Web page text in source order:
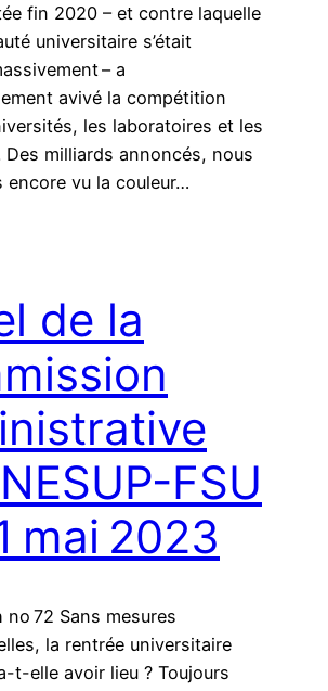
fin 2020 – et contre laquelle
universitaire s’était
– a
avivé la compétition
les laboratoires et les
Des milliards annoncés, nous
encore vu la couleur…
de la
FSU
mai 2023
no 72 Sans mesures
la rentrée universitaire
t-elle avoir lieu ? Toujours